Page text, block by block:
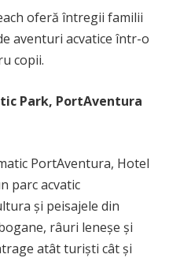
oferă întregii familii
aventuri acvatice într-o
copii.
Park, PortAventura
PortAventura, Hotel
parc acvatic
și peisajele din
râuri leneșe și
atât turiști cât și